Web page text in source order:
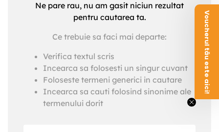
Ne pare rau, nu am gasit niciun rezultat
pentru cautarea ta.
Ce trebuie sa faci mai departe:
Verifica textul scris
Incearca sa folosesti un singur cuvant
Foloseste termeni generici in cautare
Incearca sa cauti folosind sinonime ale
termenului dorit
Voucherul tău este aici!